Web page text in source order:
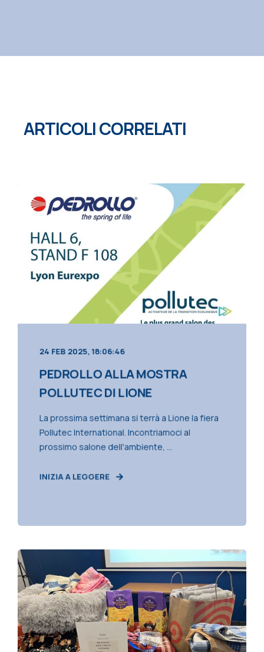
ARTICOLI CORRELATI
24 FEB 2025, 18:06:46
PEDROLLO ALLA MOSTRA
POLLUTEC DI LIONE
La prossima settimana si terrà a Lione la fiera
Pollutec International. Incontriamoci al
prossimo salone dell'ambiente, ...
INIZIA A LEGGERE